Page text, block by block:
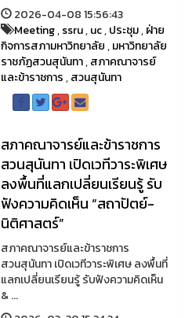
2026-04-08 15:56:43
Meeting,ssru,uc,ประชุม,ฝ่าย
กิจการสภามหาวิทยาลัย,มหาวิทยาลัย
ราชภัฏสวนสุนันทา,สภาคณาจารย์
และข้าราชการ,สวนสุนันทา
สภาคณาจารย์และข้าราชการ
สวนสุนันทา เปิดเวทีวาระพิเศษ
ลงพื้นที่แลกเปลี่ยนเรียนรู้ รับ
ฟังความคิดเห็น “สถาปัตย์-
นิติศาสตร์”
สภาคณาจารย์และข้าราชการ
สวนสุนันทา เปิดเวทีวาระพิเศษ ลงพื้นที่
แลกเปลี่ยนเรียนรู้ รับฟังความคิดเห็น
& ...